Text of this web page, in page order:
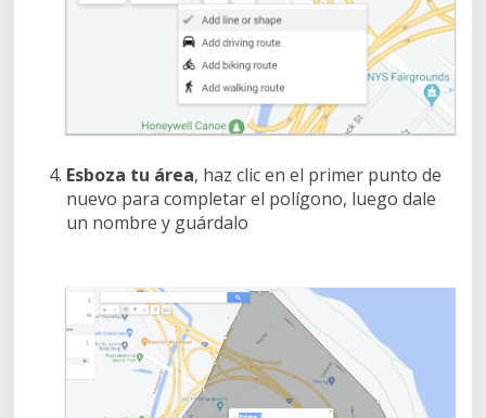
Esboza tu área, haz clic en el primer punto de
nuevo para completar el polígono, luego dale
un nombre y guárdalo